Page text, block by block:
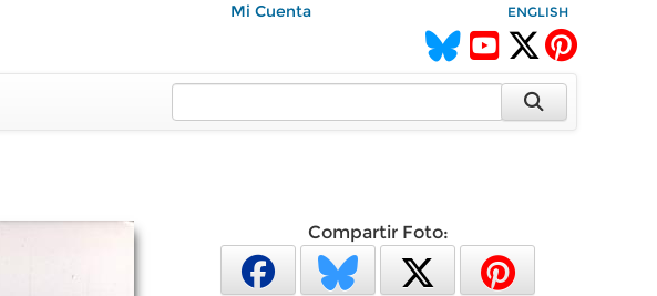
Mi Cuenta ENGLISH
Compartir Foto: